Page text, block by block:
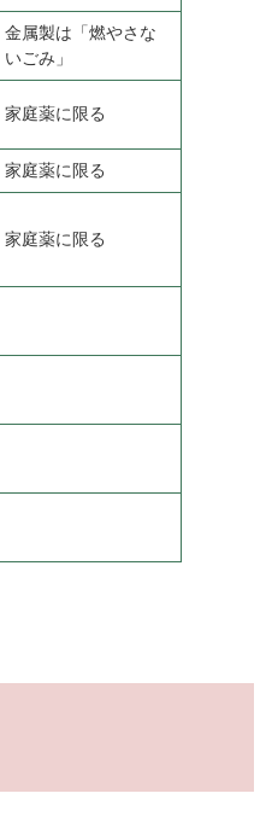
金属製は「燃やさな
いごみ」
家庭薬に限る
家庭薬に限る
家庭薬に限る